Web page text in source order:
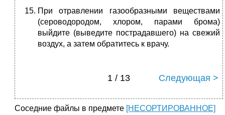
При отравлении газообразными веществами
(сероводородом, хлором, парами брома)
выйдите (выведите пострадавшего) на свежий
воздух, а затем обратитесь к врачу.
1 / 13 Следующая >
Соседние файлы в предмете [НЕСОРТИРОВАННОЕ]